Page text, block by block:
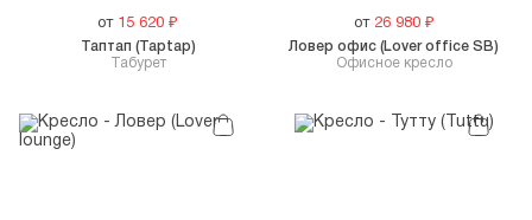
от 15 620 ₽
Табурет
Таптап (Taptap)
от 26 980₽
Офисное кресло
Ловер офис (Lover office SB)